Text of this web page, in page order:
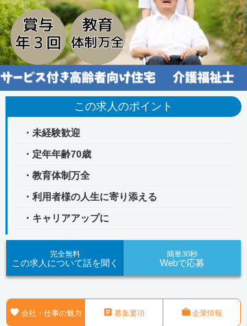
この求人のポイント
・未経験歓迎
・定年年齢70歳
・教育体制万全
・利用者様の人生に寄り添える
・キャリアアップに
完全無料
この求人について話を聞く
簡単30秒
Webで応募
 会社・仕事の魅力  募集要項 企業情報